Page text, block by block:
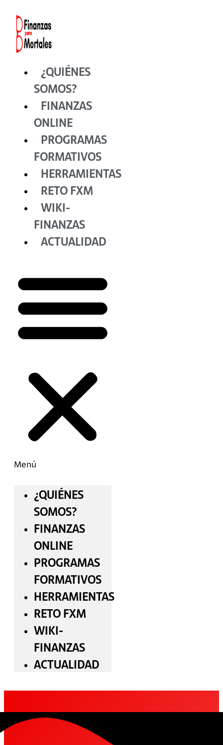
contenido
¿QUIÉNES
SOMOS?
FINANZAS
ONLINE
PROGRAMAS
FORMATIVOS
HERRAMIENTAS
RETO FXM
WIKI-
FINANZAS
ACTUALIDAD
Menú
¿QUIÉNES
SOMOS?
FINANZAS
ONLINE
PROGRAMAS
FORMATIVOS
HERRAMIENTAS
RETO FXM
WIKI-
FINANZAS
ACTUALIDAD